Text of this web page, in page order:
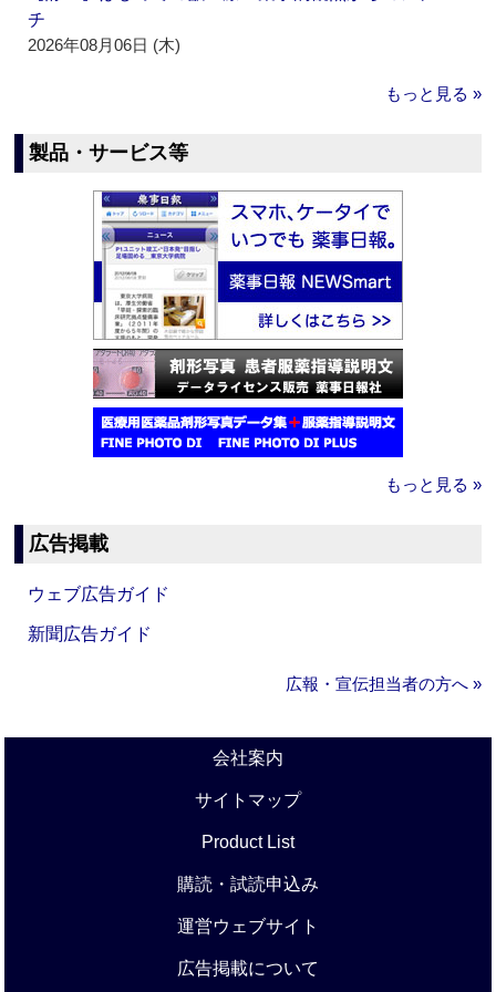
チ
2026年08月06日 (木)
もっと見る »
製品・サービス等
もっと見る »
広告掲載
ウェブ広告ガイド
新聞広告ガイド
広報・宣伝担当者の方へ »
会社案内
サイトマップ
Product List
購読・試読申込み
運営ウェブサイト
広告掲載について